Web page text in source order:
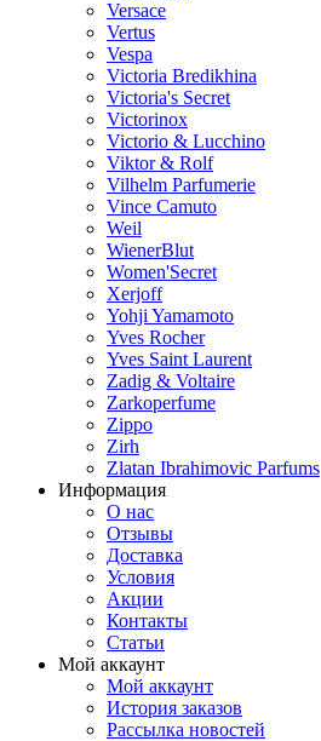
Versace
Vertus
Vespa
Victoria Bredikhina
Victoria's Secret
Victorinox
Victorio & Lucchino
Viktor & Rolf
Vilhelm Parfumerie
Vince Camuto
Weil
WienerBlut
Women'Secret
Xerjoff
Yohji Yamamoto
Yves Rocher
Yves Saint Laurent
Zadig & Voltaire
Zarkoperfume
Zippo
Zirh
Zlatan Ibrahimovic Parfums
Информация
О нас
Отзывы
Доставка
Условия
Aкции
Контакты
Статьи
Мой аккаунт
Мой аккаунт
История заказов
Рассылка новостей